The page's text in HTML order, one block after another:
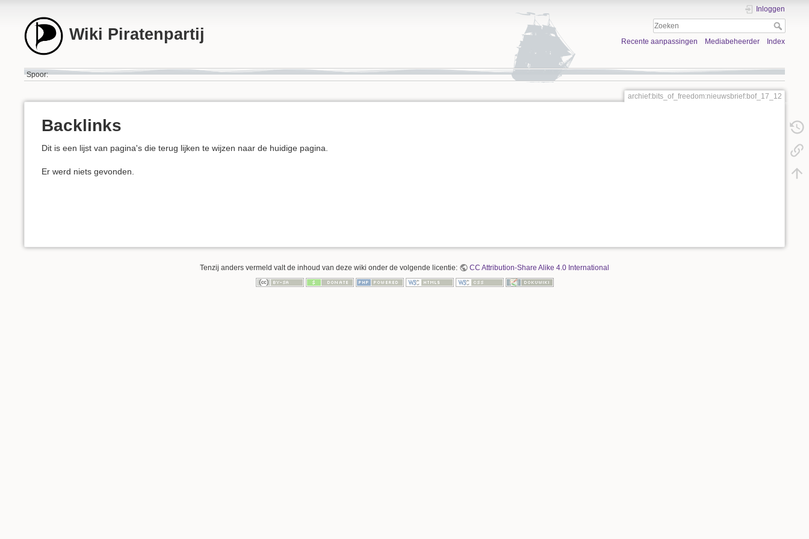
Wiki Piratenpartij
Inloggen
Recente aanpassingen Mediabeheerder Index
Spoor:
archief:bits_of_freedom:nieuwsbrief:bof_17_12
Backlinks
Dit is een lijst van pagina's die terug lijken te wijzen naar de huidige pagina.
Er werd niets gevonden.
Tenzij anders vermeld valt de inhoud van deze wiki onder de volgende licentie: CC Attribution-Share Alike 4.0 International